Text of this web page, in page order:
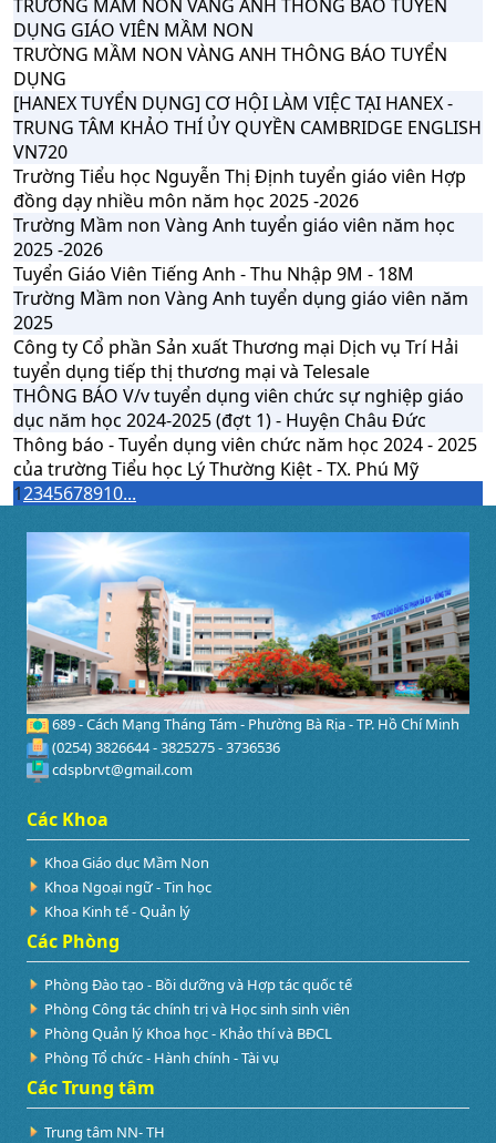
TRƯỜNG MẦM NON VÀNG ANH THÔNG BÁO TUYỂN
DỤNG GIÁO VIÊN MẦM NON
TRƯỜNG MẦM NON VÀNG ANH THÔNG BÁO TUYỂN
DỤNG
[HANEX TUYỂN DỤNG] CƠ HỘI LÀM VIỆC TẠI HANEX -
TRUNG TÂM KHẢO THÍ ỦY QUYỀN CAMBRIDGE ENGLISH
VN720
Trường Tiểu học Nguyễn Thị Định tuyển giáo viên Hợp
đồng dạy nhiều môn năm học 2025 -2026
Trường Mầm non Vàng Anh tuyển giáo viên năm học
2025 -2026
Tuyển Giáo Viên Tiếng Anh - Thu Nhập 9M - 18M
Trường Mầm non Vàng Anh tuyển dụng giáo viên năm
2025
Công ty Cổ phần Sản xuất Thương mại Dịch vụ Trí Hải
tuyển dụng tiếp thị thương mại và Telesale
THÔNG BÁO V/v tuyển dụng viên chức sự nghiệp giáo
dục năm học 2024-2025 (đợt 1) - Huyện Châu Đức
Thông báo - Tuyển dụng viên chức năm học 2024 - 2025
của trường Tiểu học Lý Thường Kiệt - TX. Phú Mỹ
12345678910...
689 - Cách Mạng Tháng Tám - Phường Bà Rịa - TP. Hồ Chí Minh
(0254) 3826644 - 3825275 - 3736536
cdspbrvt@gmail.com
Các Khoa
Khoa Giáo dục Mầm Non
Khoa Ngoại ngữ - Tin học
Khoa Kinh tế - Quản lý
Các Phòng
Phòng Đào tạo - Bồi dưỡng và Hợp tác quốc tế
Phòng Công tác chính trị và Học sinh sinh viên
Phòng Quản lý Khoa học - Khảo thí và BĐCL
Phòng Tổ chức - Hành chính - Tài vụ
Các Trung tâm
Trung tâm NN- TH